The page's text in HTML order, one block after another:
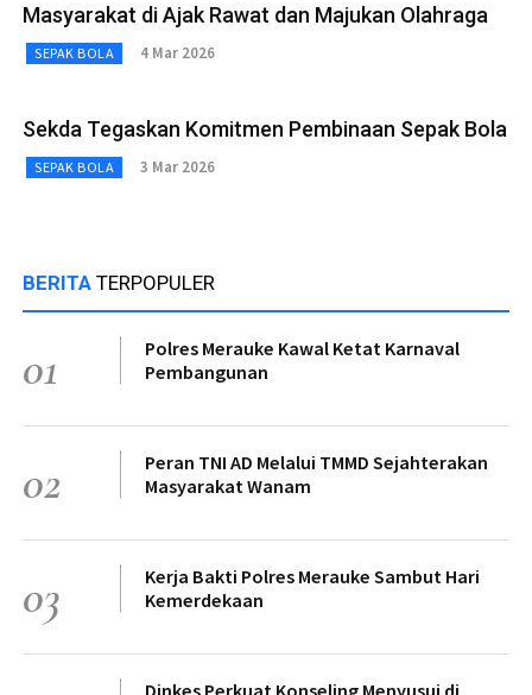
Masyarakat di Ajak Rawat dan Majukan Olahraga
SEPAK BOLA 4 Mar 2026
Sekda Tegaskan Komitmen Pembinaan Sepak Bola
SEPAK BOLA 3 Mar 2026
BERITA TERPOPULER
01
Polres Merauke Kawal Ketat Karnaval
Pembangunan
02
Peran TNI AD Melalui TMMD Sejahterakan
Masyarakat Wanam
03
Kerja Bakti Polres Merauke Sambut Hari
Kemerdekaan
Dinkes Perkuat Konseling Menyusui di